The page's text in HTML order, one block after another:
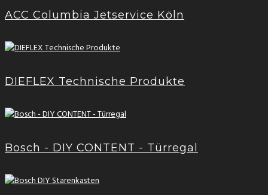
ACC Columbia Jetservice Köln
DIEFLEX Technische Produkte
Bosch - DIY CONTENT - Türregal